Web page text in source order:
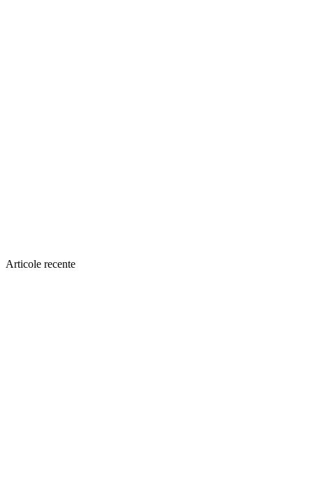
Articole recente